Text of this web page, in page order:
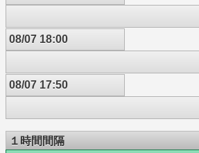
08/07 18:00
08/07 17:50
１時間間隔